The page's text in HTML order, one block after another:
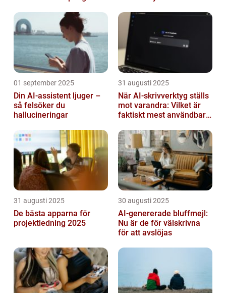
01 september 2025
Din AI-assistent ljuger –
så felsöker du
hallucineringar
31 augusti 2025
När AI-skrivverktyg ställs
mot varandra: Vilket är
faktiskt mest användbart
31 augusti 2025
De bästa apparna för
projektledning 2025
30 augusti 2025
AI-genererade bluffmejl:
Nu är de för välskrivna
för att avslöjas